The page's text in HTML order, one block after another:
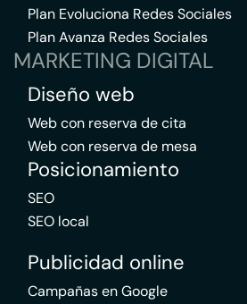
Plan Evoluciona Redes Sociales
Plan Avanza Redes Sociales
MARKETING DIGITAL
Diseño web
Web con reserva de cita
Web con reserva de mesa
Posicionamiento
SEO
SEO local
Publicidad online
Campañas en Google